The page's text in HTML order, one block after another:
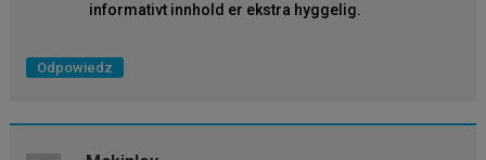
informativt innhold er ekstra hyggelig.
Odpowiedz